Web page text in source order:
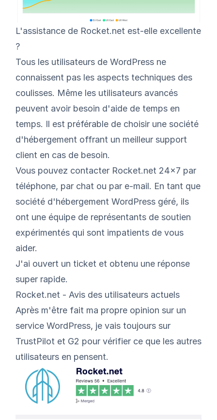
L'assistance de Rocket.net est-elle excellente
?
Tous les utilisateurs de WordPress ne
connaissent pas les aspects techniques des
coulisses. Même les utilisateurs avancés
peuvent avoir besoin d'aide de temps en
temps. Il est préférable de choisir une société
d'hébergement offrant un meilleur support
client en cas de besoin.
Vous pouvez contacter Rocket.net 24×7 par
téléphone, par chat ou par e-mail. En tant que
société d'hébergement WordPress géré, ils
ont une équipe de représentants de soutien
expérimentés qui sont impatients de vous
aider.
J'ai ouvert un ticket et obtenu une réponse
super rapide.
Rocket.net - Avis des utilisateurs actuels
Après m'être fait ma propre opinion sur un
service WordPress, je vais toujours sur
TrustPilot et G2 pour vérifier ce que les autres
utilisateurs en pensent.